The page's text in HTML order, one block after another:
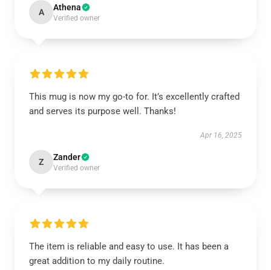
A Athena
Verified owner
This mug is now my go-to for. It’s excellently crafted
and serves its purpose well. Thanks!
Apr 16, 2025
Z Zander
Verified owner
The item is reliable and easy to use. It has been a
great addition to my daily routine.